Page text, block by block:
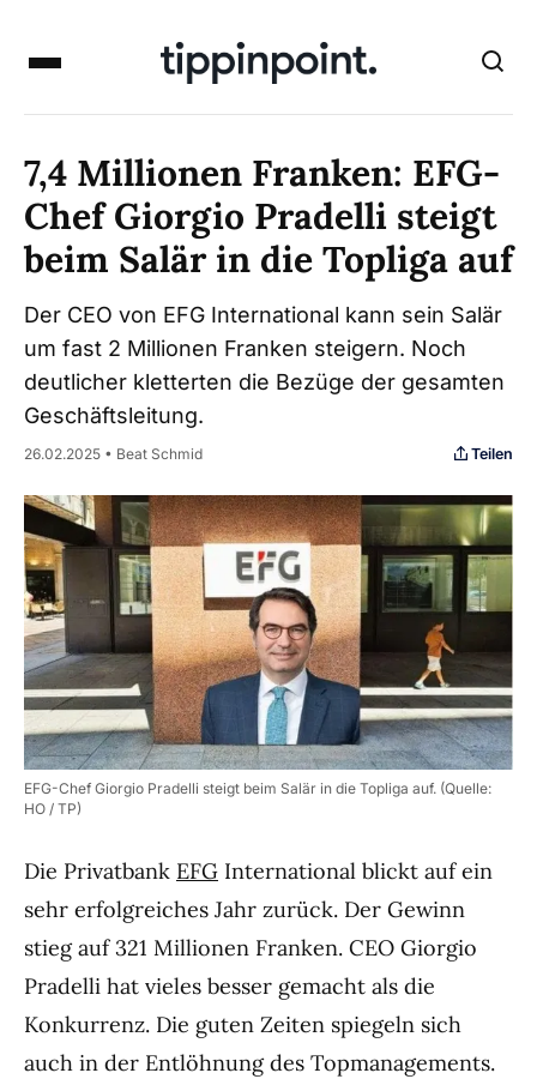
7,4 Millionen Franken: EFG-
Chef Giorgio Pradelli steigt
beim Salär in die Topliga auf
Der CEO von EFG International kann sein Salär
um fast 2 Millionen Franken steigern. Noch
deutlicher kletterten die Bezüge der gesamten
Geschäftsleitung.
26.02.2025 • Beat Schmid Teilen
EFG-Chef Giorgio Pradelli steigt beim Salär in die Topliga auf. (Quelle:
HO / TP)
Die Privatbank EFG International blickt auf ein
sehr erfolgreiches Jahr zurück. Der Gewinn
stieg auf 321 Millionen Franken. CEO Giorgio
Pradelli hat vieles besser gemacht als die
Konkurrenz. Die guten Zeiten spiegeln sich
auch in der Entlöhnung des Topmanagements.